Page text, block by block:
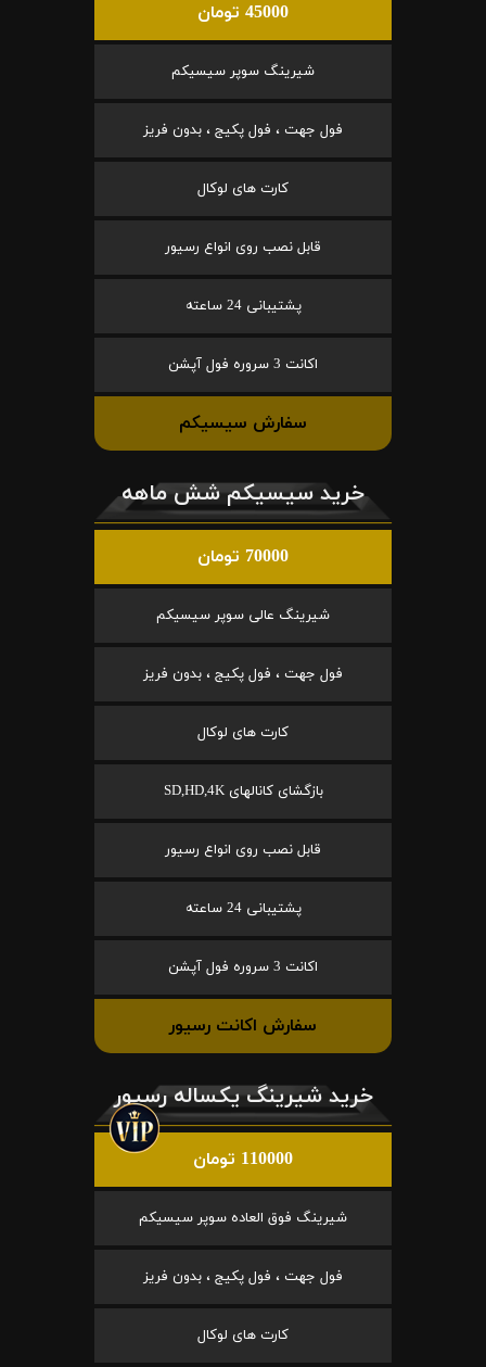
45000 تومان
شیرینگ سوپر سیسیکم
فول جهت ، فول پکیج ، بدون فریز
کارت های لوکال
قابل نصب روی انواع رسیور
پشتیبانی 24 ساعته
اکانت 3 سروره فول آپشن
سفارش سیسیکم
خرید سیسیکم شش ماهه
70000 تومان
شیرینگ عالی سوپر سیسیکم
فول جهت ، فول پکیج ، بدون فریز
کارت های لوکال
بازگشای کانالهای SD,HD,4K
قابل نصب روی انواع رسیور
پشتیبانی 24 ساعته
اکانت 3 سروره فول آپشن
سفارش اکانت رسیور
خرید شیرینگ یکساله رسیور
110000 تومان
شیرینگ فوق العاده سوپر سیسیکم
فول جهت ، فول پکیج ، بدون فریز
کارت های لوکال